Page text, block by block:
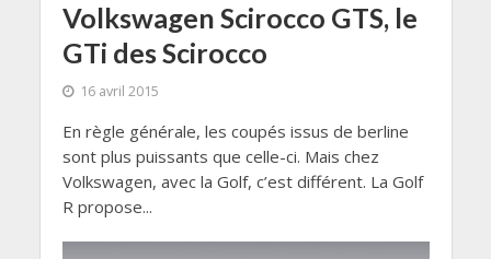
Volkswagen Scirocco GTS, le
GTi des Scirocco
16 avril 2015
En règle générale, les coupés issus de berline
sont plus puissants que celle-ci. Mais chez
Volkswagen, avec la Golf, c’est différent. La Golf
R propose...